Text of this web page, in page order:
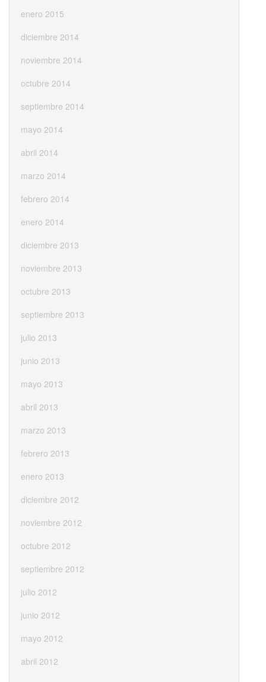
enero 2015
diciembre 2014
noviembre 2014
octubre 2014
septiembre 2014
mayo 2014
abril 2014
marzo 2014
febrero 2014
enero 2014
diciembre 2013
noviembre 2013
octubre 2013
septiembre 2013
julio 2013
junio 2013
mayo 2013
abril 2013
marzo 2013
febrero 2013
enero 2013
diciembre 2012
noviembre 2012
octubre 2012
septiembre 2012
julio 2012
junio 2012
mayo 2012
abril 2012